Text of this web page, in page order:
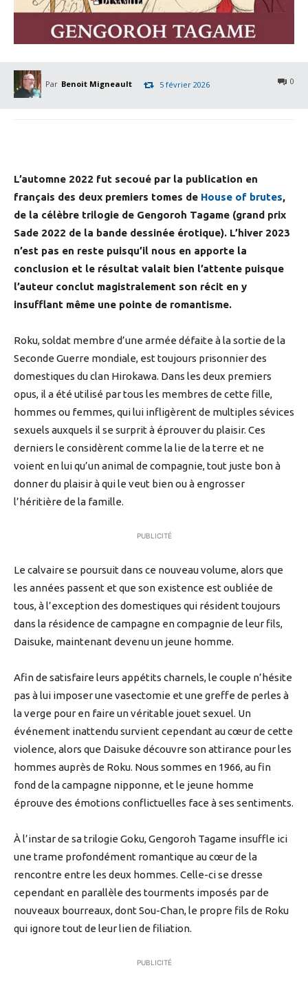
Par Benoit Migneault 0
5 février 2026
L’automne 2022 fut secoué par la publication en
français des deux premiers tomes de House of brutes,
de la célèbre trilogie de Gengoroh Tagame (grand prix
Sade 2022 de la bande dessinée érotique). L’hiver 2023
n’est pas en reste puisqu’il nous en apporte la
conclusion et le résultat valait bien l’attente puisque
l’auteur conclut magistralement son récit en y
insufflant même une pointe de romantisme.
Roku, soldat membre d’une armée défaite à la sortie de la
Seconde Guerre mondiale, est toujours prisonnier des
domestiques du clan Hirokawa. Dans les deux premiers
opus, il a été utilisé par tous les membres de cette fille,
hommes ou femmes, qui lui infligèrent de multiples sévices
sexuels auxquels il se surprit à éprouver du plaisir. Ces
derniers le considèrent comme la lie de la terre et ne
voient en lui qu’un animal de compagnie, tout juste bon à
donner du plaisir à qui le veut bien ou à engrosser
l’héritière de la famille.
PUBLICITÉ
Le calvaire se poursuit dans ce nouveau volume, alors que
les années passent et que son existence est oubliée de
tous, à l’exception des domestiques qui résident toujours
dans la résidence de campagne en compagnie de leur fils,
Daisuke, maintenant devenu un jeune homme.
Afin de satisfaire leurs appétits charnels, le couple n’hésite
pas à lui imposer une vasectomie et une greffe de perles à
la verge pour en faire un véritable jouet sexuel. Un
événement inattendu survient cependant au cœur de cette
violence, alors que Daisuke découvre son attirance pour les
hommes auprès de Roku. Nous sommes en 1966, au fin
fond de la campagne nipponne, et le jeune homme
éprouve des émotions conflictuelles face à ses sentiments.
À l’instar de sa trilogie Goku, Gengoroh Tagame insuffle ici
une trame profondément romantique au cœur de la
rencontre entre les deux hommes. Celle-ci se dresse
cependant en parallèle des tourments imposés par de
nouveaux bourreaux, dont Sou-Chan, le propre fils de Roku
qui ignore tout de leur lien de filiation.
PUBLICITÉ